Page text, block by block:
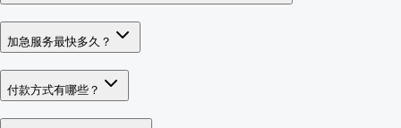
加急服务最快多久？
付款方式有哪些？